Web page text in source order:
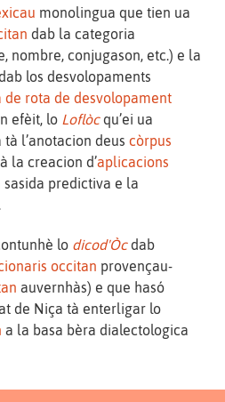
monolingua que tien ua
dab la categoria
nombre, conjugason, etc.) e la
los desvolopaments
de rota de desvolopament
efèit, lo Loflòcqu’ei ua
l’anotacion deus còrpus
la creacion d’aplicacions
predictiva e la
lo dicod'Òcdab
occitan provençau-
auvernhàs) e que hasó
de Niça tà enterligar lo
a la basa bèra dialectologica